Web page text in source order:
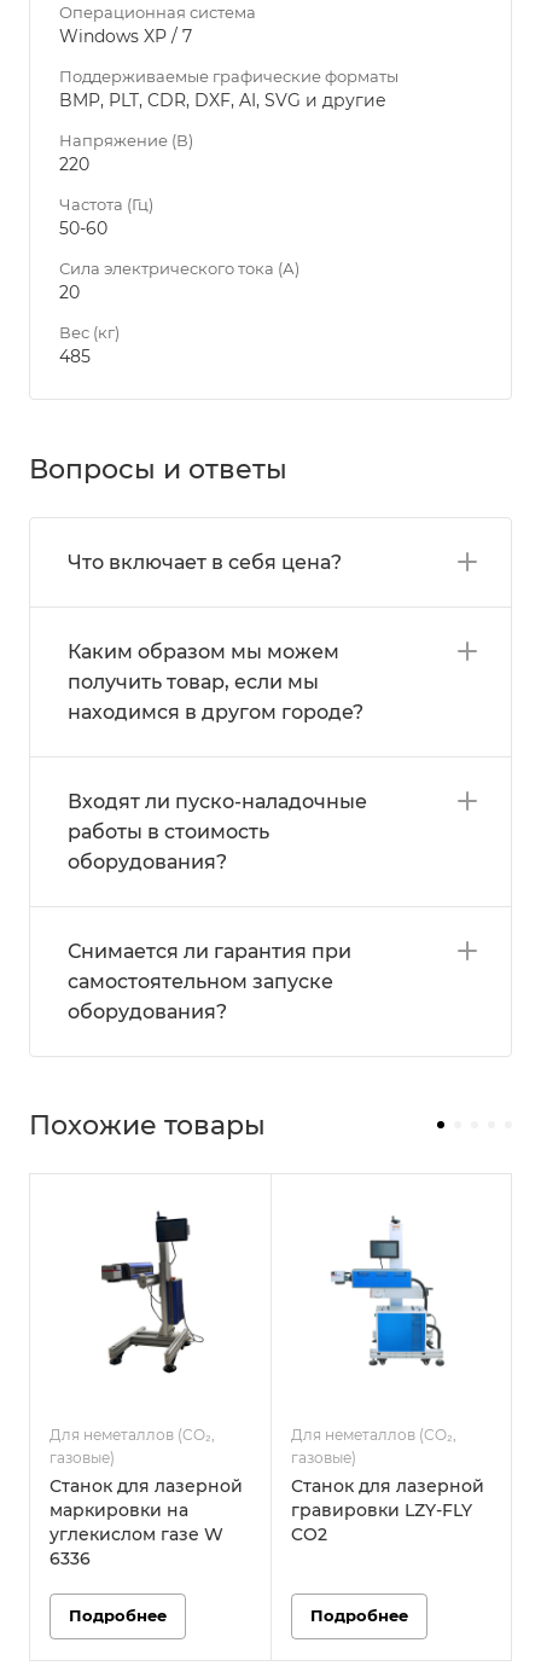
Операционная система
Windows XP / 7
Поддерживаемые графические форматы
BMP, PLT, CDR, DXF, AI, SVG и другие
Напряжение (В)
220
Частота (Гц)
50-60
Сила электрического тока (А)
20
Вес (кг)
485
Вопросы и ответы
Что включает в себя цена?
Каким образом мы можем
получить товар, если мы
находимся в другом городе?
Входят ли пуско-наладочные
работы в стоимость
оборудования?
Снимается ли гарантия при
самостоятельном запуске
оборудования?
Похожие товары
Для неметаллов (CO₂,
газовые)
Станок для лазерной
маркировки на
углекислом газе W
6336
Подробнее
Для неметаллов (CO₂,
газовые)
Станок для лазерной
гравировки LZY-FLY
CO2
Подробнее